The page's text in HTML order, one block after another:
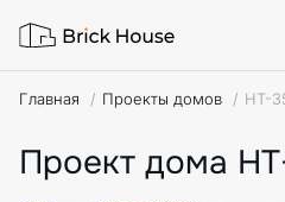
Главная Проекты домов HT-
Проект дома